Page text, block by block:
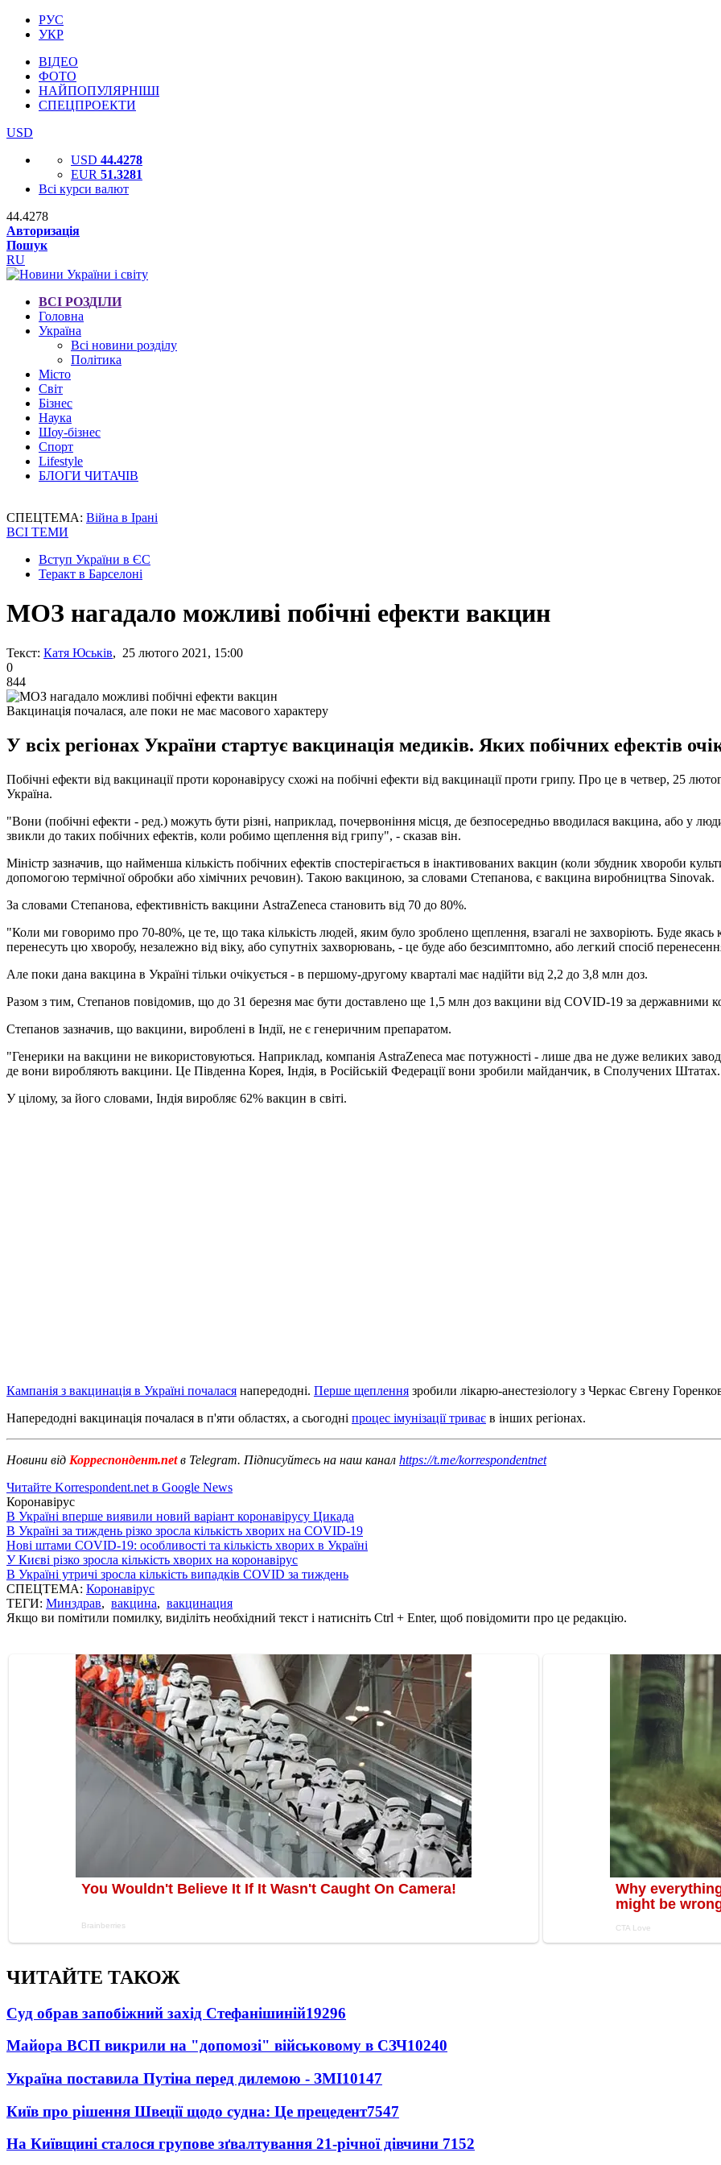
РУС
УКР
ВІДЕО
ФОТО
НАЙПОПУЛЯРНІШІ
СПЕЦПРОЕКТИ
USD
USD 44.4278
EUR 51.3281
Всі курси валют
44.4278
Авторизація
Пошук
RU
ВСІ РОЗДІЛИ
Головна
Україна
Всі новини розділу
Політика
Місто
Світ
Бізнес
Наука
Шоу-бізнес
Спорт
Lifestyle
БЛОГИ ЧИТАЧІВ
СПЕЦТЕМА: Війна в Ірані
ВСІ ТЕМИ
Вступ України в ЄС
Теракт в Барселоні
МОЗ нагадало можливі побічні ефекти вакцин
Текст: Катя Юськів, 25 лютого 2021, 15:00
0
844
Вакцинація почалася, але поки не має масового характеру
У всіх регіонах України стартує вакцинація медиків. Яких побічних ефектів
Побічні ефекти від вакцинації проти коронавірусу схожі на побічні ефекти від вакцинації проти грипу. Про це в четвер, 25
Україна.
"Вони (побічні ефекти - ред.) можуть бути різні, наприклад, почервоніння місця, де безпосередньо вводилася вакцина, або у
звикли до таких побічних ефектів, коли робимо щеплення від грипу", - сказав він.
Міністр зазначив, що найменша кількість побічних ефектів спостерігається в інактивованих вакцин (коли збудник хвороби
допомогою термічної обробки або хімічних речовин). Такою вакциною, за словами Степанова, є вакцина виробництва Sinovak.
За словами Степанова, ефективність вакцини AstraZeneca становить від 70 до 80%.
"Коли ми говоримо про 70-80%, це те, що така кількість людей, яким було зроблено щеплення, взагалі не захворіють. Буде
перенесуть цю хворобу, незалежно від віку, або супутніх захворювань, - це буде або безсимптомно, або легкий спосіб
Але поки дана вакцина в Україні тільки очікується - в першому-другому кварталі має надійти від 2,2 до 3,8 млн доз.
Разом з тим, Степанов повідомив, що до 31 березня має бути доставлено ще 1,5 млн доз вакцини від COVID-19 за державними
Степанов зазначив, що вакцини, вироблені в Індії, не є генеричним препаратом.
"Генерики на вакцини не використовуються. Наприклад, компанія AstraZeneca має потужності - лише два не дуже великих
де вони виробляють вакцини. Це Південна Корея, Індія, в Російській Федерації вони зробили майданчик, в Сполучених
У цілому, за його словами, Індія виробляє 62% вакцин в світі.
Кампанія з вакцинація в Україні почалася напередодні. Перше щеплення зробили лікарю-анестезіологу з Черкас Євгену
Напередодні вакцинація почалася в п'яти областях, а сьогодні процес імунізації триває в інших регіонах.
Новини від Корреспондент.netв Telegram. Підписуйтесь на наш канал https://t.me/korrespondentnet
Читайте Korrespondent.net в Google News
Коронавірус
В Україні вперше виявили новий варіант коронавірусу Цикада
В Україні за тиждень різко зросла кількість хворих на COVID-19
Нові штами COVID-19: особливості та кількість хворих в Україні
У Києві різко зросла кількість хворих на коронавірус
В Україні утричі зросла кількість випадків COVID за тиждень
СПЕЦТЕМА: Коронавірус
ТЕГИ: Минздрав, вакцина, вакцинация
Якщо ви помітили помилку, виділіть необхідний текст і натисніть Ctrl + Enter, щоб повідомити про це редакцію.
ЧИТАЙТЕ ТАКОЖ
Суд обрав запобіжний захід Стефанішиній19296
Майора ВСП викрили на "допомозі" військовому в СЗЧ10240
Україна поставила Путіна перед дилемою - ЗМІ10147
Київ про рішення Швеції щодо судна: Це прецедент7547
На Київщині сталося групове зґвалтування 21-річної дівчини 7152